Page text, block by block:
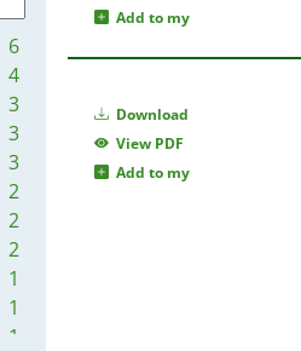
1
1
1
1
1
1
6
4
3
3
3
2
2
2
1
1
1
Add to my
Download
View PDF
Add to my